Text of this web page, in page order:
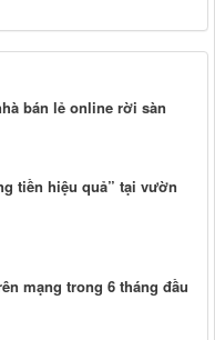
bán lẻ online rời sàn
tiền hiệu quả” tại vườn
mạng trong 6 tháng đầu